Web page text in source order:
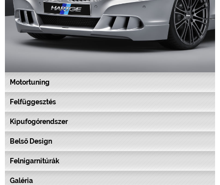
Motortuning
Felfüggesztés
Kipufogórendszer
Belső Design
Felnigarnitúrák
Galéria